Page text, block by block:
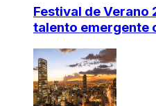
Festival de Verano
talento emergente